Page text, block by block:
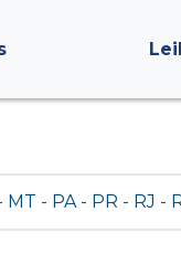
- PA - PR - RJ -